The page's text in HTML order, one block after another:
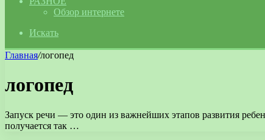
Обзор интернете
Искать
Главная/логопед
логопед
Запуск речи — это один из важнейших этапов развития
получается так …